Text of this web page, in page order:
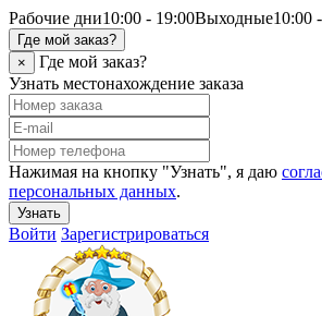
Рабочие дни10:00 - 19:00Выходные10:00
Где мой заказ?
×
Где мой заказ?
Узнать местонахождение заказа
Нажимая на кнопку "Узнать", я даю
персональных данных.
Узнать
Войти Зарегистрироваться